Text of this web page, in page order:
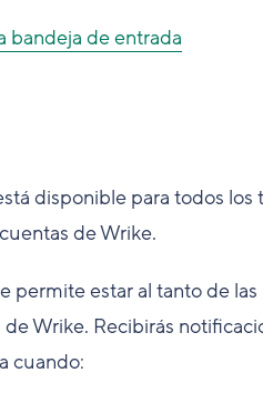
bandeja de entrada
disponible para todos los
de Wrike.
permite estar al tanto de las
Wrike. Recibirás
cuando: